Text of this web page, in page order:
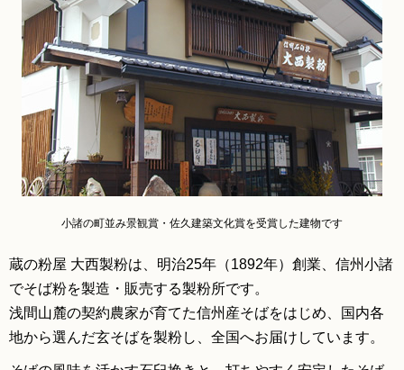
小諸の町並み景観賞・佐久建築文化賞を受賞した建物です
蔵の粉屋 大西製粉は、明治25年（1892年）創業、信州小諸
でそば粉を製造・販売する製粉所です。
浅間山麓の契約農家が育てた信州産そばをはじめ、国内各
地から選んだ玄そばを製粉し、全国へお届けしています。